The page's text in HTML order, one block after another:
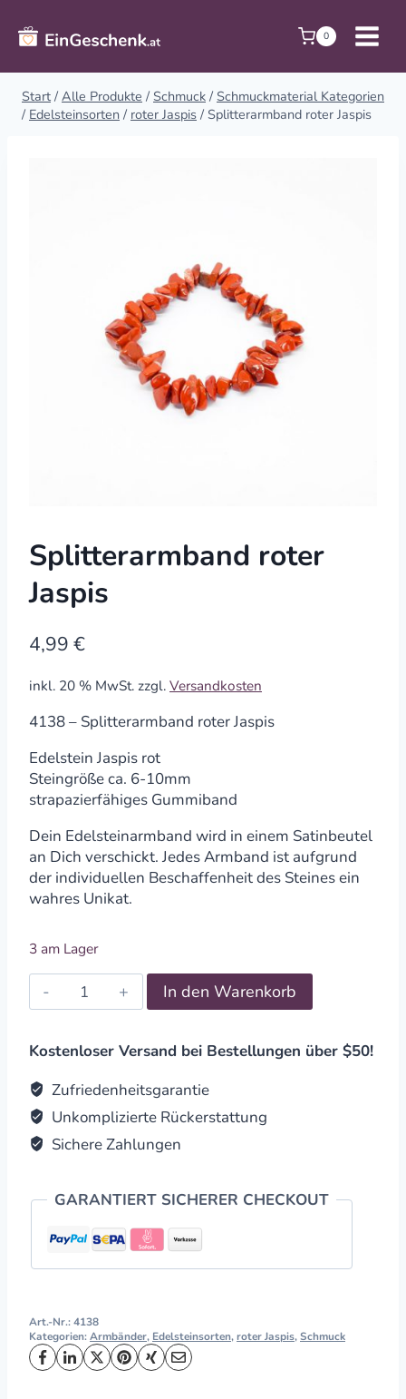
Inhalt
springen
0
Start / Alle Produkte / Schmuck / Schmuckmaterial Kategorien
/ Edelsteinsorten / roter Jaspis / Splitterarmband roter Jaspis
Splitterarmband roter
Jaspis
4,99 €
inkl. 20 % MwSt. zzgl. Versandkosten
4138 – Splitterarmband roter Jaspis
Edelstein Jaspis rot
Steingröße ca. 6-10mm
strapazierfähiges Gummiband
Dein Edelsteinarmband wird in einem Satinbeutel
an Dich verschickt. Jedes Armband ist aufgrund
der individuellen Beschaffenheit des Steines ein
wahres Unikat.
3 am Lager
Splitterarmband
roter
quantity
In den Warenkorb
Kostenloser Versand bei Bestellungen über $50!
Zufriedenheitsgarantie
Unkomplizierte Rückerstattung
Sichere Zahlungen
GARANTIERT SICHERER CHECKOUT
Art.-Nr.:4138
Kategorien:Armbänder, Edelsteinsorten,roter Jaspis,Schmuck